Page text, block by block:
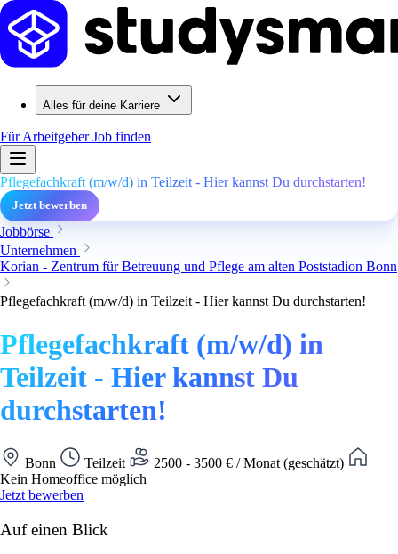
Alles für deine Karriere
Für ArbeitgeberJob finden
Pflegefachkraft (m/w/d) in Teilzeit - Hier kannst Du durchstarten!
Jetzt bewerben
Jobbörse
Unternehmen
Korian - Zentrum für Betreuung und Pflege am alten Poststadion Bonn
Pflegefachkraft (m/w/d) in Teilzeit - Hier kannst Du durchstarten!
Pflegefachkraft (m/w/d) in
Teilzeit - Hier kannst Du
durchstarten!
Bonn Teilzeit
2500 - 3500 € / Monat (geschätzt)
Kein Homeoffice möglich
Jetzt bewerben
Auf einen Blick